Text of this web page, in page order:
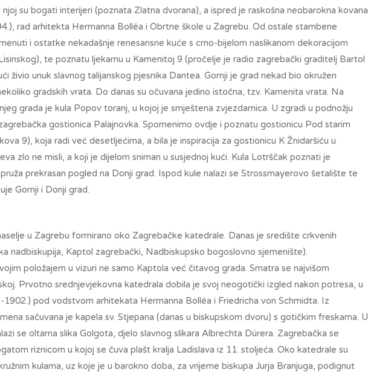
su bogati interijeri (poznata Zlatna dvorana), a ispred je raskošna neobarokna kovana
rad arhitekta Hermanna Bolléa i Obrtne škole u Zagrebu. Od ostale stambene
i ostatke nekadašnje renesansne kuće s crno-bijelom naslikanom dekoracijom
te poznatu ljekarnu u Kamenitoj 9 (pročelje je radio zagrebački graditelj Bartol
živio unuk slavnog talijanskog pjesnika Dantea. Gornji je grad nekad bio okružen
gradskih vrata. Do danas su očuvana jedino istočna, tzv. Kamenita vrata. Na
grada je kula Popov toranj, u kojoj je smještena zvjezdarnica. U zgradi u podnožju
gostionica Palajnovka. Spomenimo ovdje i poznatu gostionicu Pod starim
9), koja radi već desetljećima, a bila je inspiracija za gostionicu K Žnidaršiću u
zlo ne misli, a koji je dijelom sniman u susjednoj kući. Kula Lotrščak poznati je
prekrasan pogled na Donji grad. Ispod kule nalazi se Strossmayerovo šetalište te
Gornji i Donji grad.
u Zagrebu formirano oko Zagrebačke katedrale. Danas je središte crkvenih
nadbiskupija, Kaptol zagrebački, Nadbiskupsko bogoslovno sjemenište).
položajem u vizuri ne samo Kaptola već čitavog grada. Smatra se najvišom
Prvotno srednjevjekovna katedrala dobila je svoj neogotički izgled nakon potresa, u
pod vodstvom arhitekata Hermanna Bolléa i Friedricha von Schmidta. Iz
sačuvana je kapela sv. Stjepana (danas u biskupskom dvoru) s gotičkim freskama. U
se oltarna slika Golgota, djelo slavnog slikara Albrechta Dürera. Zagrebačka se
riznicom u kojoj se čuva plašt kralja Ladislava iz 11. stoljeća. Oko katedrale su
kulama, uz koje je u barokno doba, za vrijeme biskupa Jurja Branjuga, podignut